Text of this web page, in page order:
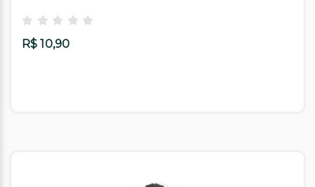
R$ 10,90